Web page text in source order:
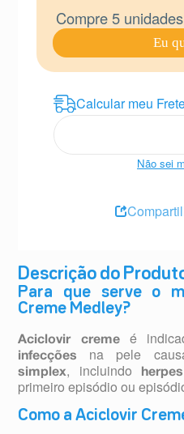
Descrição do
Para que serve o
Creme Medley?
Aciclovir cremeé
infecções na pele
simplex, incluindo
primeiro episódio ou
Como a Aciclovir
Compre5
Eu
Não sei